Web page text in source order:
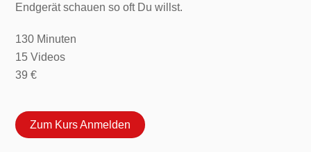
Endgerät schauen so oft Du willst.
130 Minuten
15 Videos
39 €
Zum Kurs Anmelden